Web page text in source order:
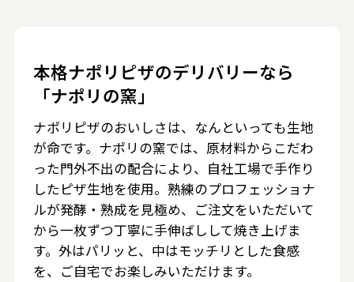
本格ナポリピザのデリバリーなら
「ナポリの窯」
ナポリピザのおいしさは、なんといっても生地
が命です。ナポリの窯では、原材料からこだわ
った門外不出の配合により、自社工場で手作り
したピザ生地を使用。熟練のプロフェッショナ
ルが発酵・熟成を見極め、ご注文をいただいて
から一枚ずつ丁寧に手伸ばしして焼き上げま
す。外はパリッと、中はモッチリとした食感
を、ご自宅でお楽しみいただけます。